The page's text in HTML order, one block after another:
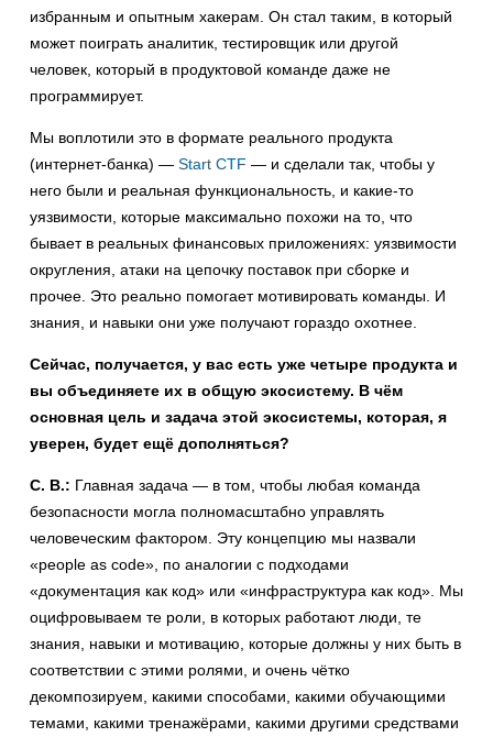
избранным и опытным хакерам. Он стал таким, в который
может поиграть аналитик, тестировщик или другой
человек, который в продуктовой команде даже не
программирует.
Мы воплотили это в формате реального продукта
(интернет-банка) — Start CTF — и сделали так, чтобы у
него были и реальная функциональность, и какие-то
уязвимости, которые максимально похожи на то, что
бывает в реальных финансовых приложениях: уязвимости
округления, атаки на цепочку поставок при сборке и
прочее. Это реально помогает мотивировать команды. И
знания, и навыки они уже получают гораздо охотнее.
Сейчас, получается, у вас есть уже четыре продукта и
вы объединяете их в общую экосистему. В чём
основная цель и задача этой экосистемы, которая, я
уверен, будет ещё дополняться?
С. В.: Главная задача — в том, чтобы любая команда
безопасности могла полномасштабно управлять
человеческим фактором. Эту концепцию мы назвали
«people as code», по аналогии с подходами
«документация как код» или «инфраструктура как код». Мы
оцифровываем те роли, в которых работают люди, те
знания, навыки и мотивацию, которые должны у них быть в
соответствии с этими ролями, и очень чётко
декомпозируем, какими способами, какими обучающими
темами, какими тренажёрами, какими другими средствами